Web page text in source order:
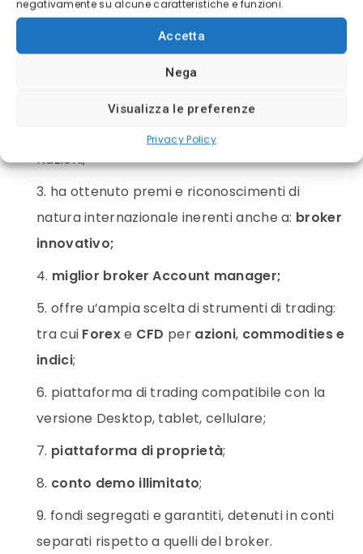
negativamente su alcune caratteristiche e funzioni.
Accetta
Nega
Visualizza le preferenze
Privacy Policy
vantaggi importanti legati ad essa:
è una piattaforma di trading regolamentata
da oltre 10 anni;
oggi conta la sua presenza in oltre 150
Nazioni;
ha ottenuto premi e riconoscimenti di
natura internazionale inerenti anche a: broker
innovativo;
miglior broker Account manager;
offre u’ampia scelta di strumenti di trading:
tra cui Forexe CFD per azioni, commodities e
indici;
piattaforma di trading compatibile con la
versione Desktop, tablet, cellulare;
piattaforma di proprietà;
conto demo illimitato;
fondi segregati e garantiti, detenuti in conti
separati rispetto a quelli del broker.